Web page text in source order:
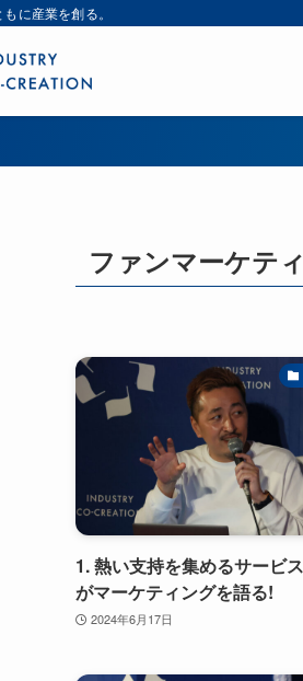
に産業を創る。
ファンマーケテ
1. 熱い支持を集めるサービ
がマーケティングを語る!
2024年6月17日